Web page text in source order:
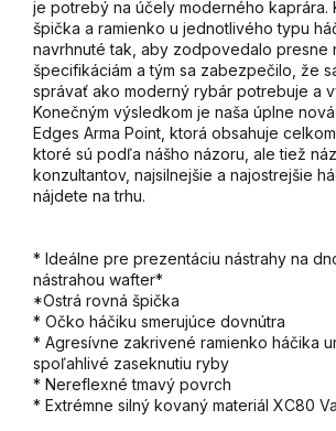
je potrebý na účely moderného kaprára.
špička a ramienko u jednotlivého typu
navrhnuté tak, aby zodpovedalo presne
špecifikáciám a tým sa zabezpečilo, že
správať ako moderný rybár potrebuje a
Konečným výsledkom je naša úplne
Edges Arma Point, ktorá obsahuje
ktoré sú podľa nášho názoru, ale tiež
konzultantov, najsilnejšie a najostrejšie
nájdete na trhu.
* Ideálne pre prezentáciu nástrahy na
nástrahou wafter*
*Ostrá rovná špička
* Očko háčiku smerujúce dovnútra
* Agresívne zakrivené ramienko háčika
spoľahlivé zaseknutiu ryby
* Nereflexné tmavý povrch
* Extrémne silný kovaný materiál XC80